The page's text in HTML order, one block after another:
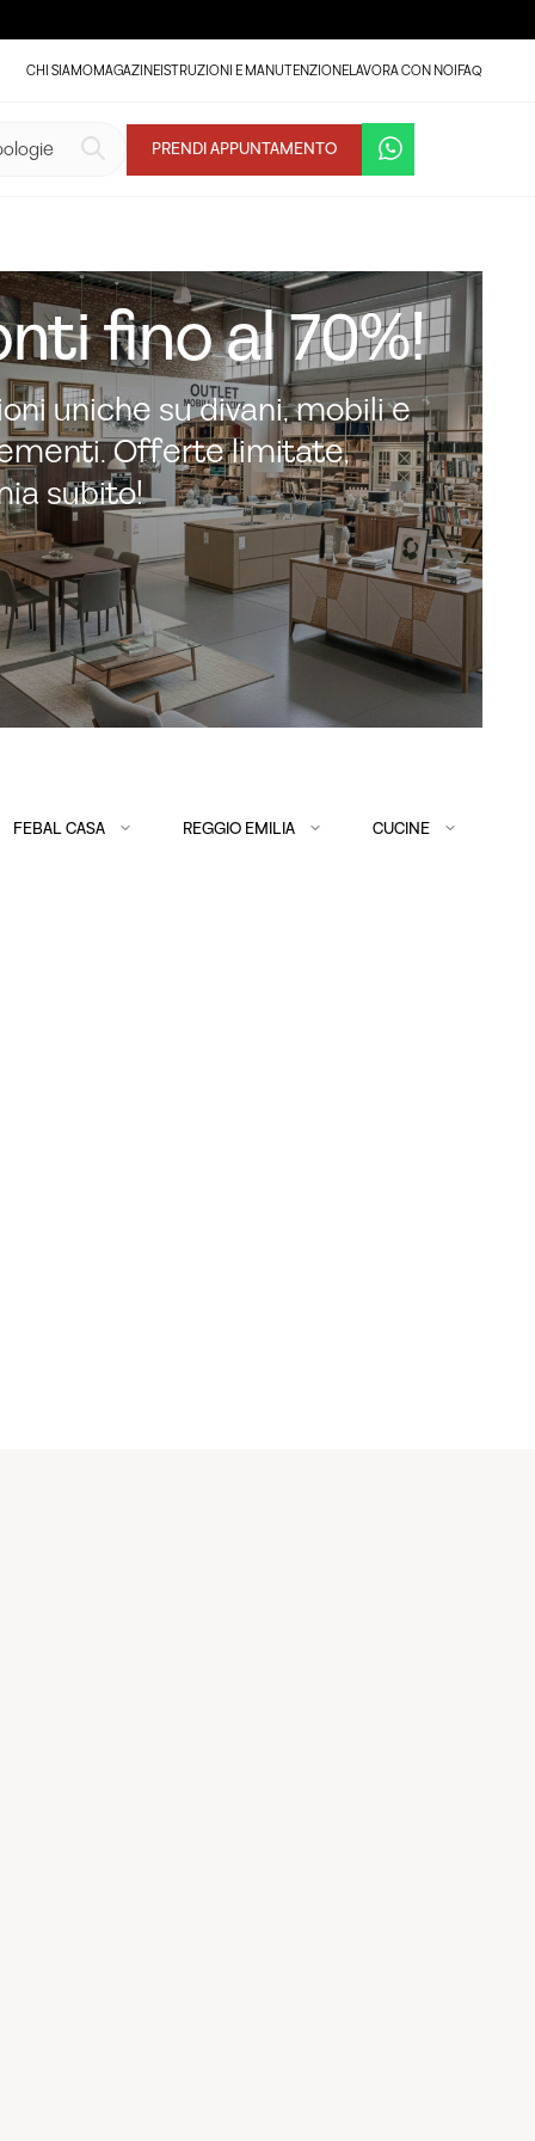
CHI SIAMOMAGAZINEISTRUZIONI E MANUTENZIONELAVORA CON NOIFAQ
PRENDI APPUNTAMENTO
fino al 70%!
uniche su divani, mobili e
Offerte limitate,
subito!
FEBAL CASA REGGIO EMILIA CUCINE